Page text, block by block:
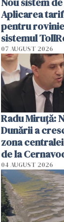
Aplicarea
pentru
sistemul
începe la 1
07 AUGUST 2026
Radu Miruţă:
Dunării a
zona
de la
cm faţă de
04 AUGUST 2026